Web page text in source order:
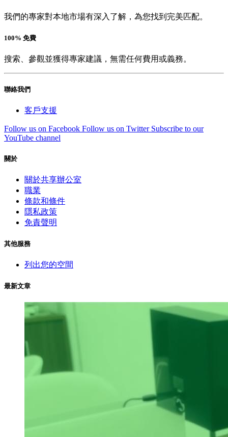
我們的專家對本地市場有深入了解，為您找到完美匹配。
100% 免費
搜索、參觀並獲得專家建議，無需任何費用或義務。
聯絡我們
客戶支援
Follow us on Facebook Follow us on Twitter Subscribe to our
YouTube channel
關於
關於共享辦公室
職業
條款和條件
隱私政策
免責聲明
其他服務
列出您的空間
最新文章